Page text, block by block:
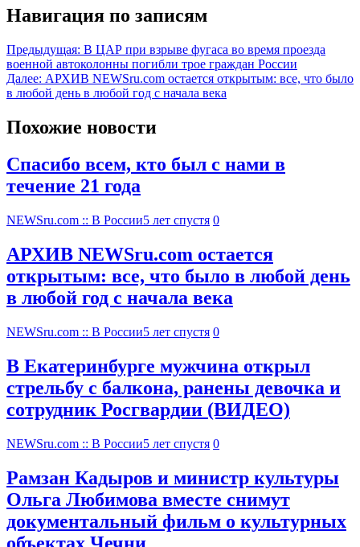
Навигация по записям
Предыдущая: В ЦАР при взрыве фугаса во время проезда
военной автоколонны погибли трое граждан России
Далее: АРХИВ NEWSru.com остается открытым: все, что было
в любой день в любой год с начала века
Похожие новости
Спасибо всем, кто был с нами в
течение 21 года
NEWSru.com :: В России5 лет спустя 0
АРХИВ NEWSru.com остается
открытым: все, что было в любой день
в любой год с начала века
NEWSru.com :: В России5 лет спустя 0
В Екатеринбурге мужчина открыл
стрельбу с балкона, ранены девочка и
сотрудник Росгвардии (ВИДЕО)
NEWSru.com :: В России5 лет спустя 0
Рамзан Кадыров и министр культуры
Ольга Любимова вместе снимут
документальный фильм о культурных